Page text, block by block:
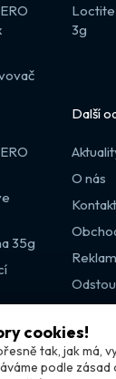
3g
35g
Další
O nás
cookies!
tak, jak má,
podle zásad